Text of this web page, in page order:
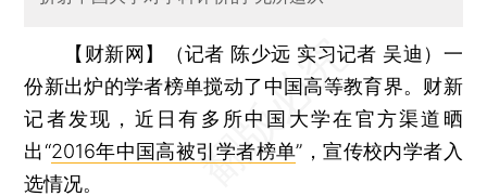
【财新网】（记者 陈少远 实习记者 吴迪） 一
份新出炉的学者榜单搅动了中国高等教育界。财新
记者发现，近日有多所中国大学在官方渠道晒
出“2016年中国高被引学者榜单”，宣传校内学者入
选情况。